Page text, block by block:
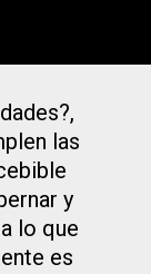
las
y
lo que
es